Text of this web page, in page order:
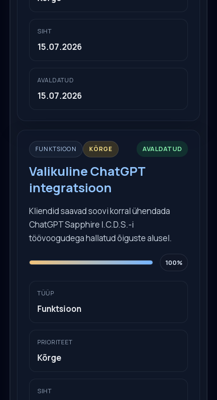
SIHT
15.07.2026
AVALDATUD
15.07.2026
FUNKTSIOON KÕRGE AVALDATUD
Valikuline ChatGPT
integratsioon
Kliendid saavad soovi korral ühendada
ChatGPT Sapphire I.C.D.S.-i
töövoogudega hallatud õiguste alusel.
100%
TÜÜP
Funktsioon
PRIORITEET
Kõrge
SIHT